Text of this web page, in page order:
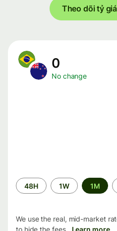
Theo dõi tỷ
0
No change
Time
period
48H 1W 1M
We use the real, mid-market